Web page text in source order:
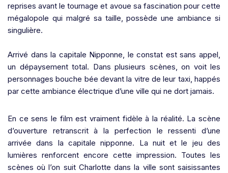
reprises avant le tournage et avoue sa fascination pour cette
mégalopole qui malgré sa taille, possède une ambiance si
singulière.
Arrivé dans la capitale Nipponne, le constat est sans appel,
un dépaysement total. Dans plusieurs scènes, on voit les
personnages bouche bée devant la vitre de leur taxi, happés
par cette ambiance électrique d’une ville qui ne dort jamais.
En ce sens le film est vraiment fidèle à la réalité. La scène
d’ouverture retranscrit à la perfection le ressenti d’une
arrivée dans la capitale nipponne. La nuit et le jeu des
lumières renforcent encore cette impression. Toutes les
scènes où l’on suit Charlotte dans la ville sont saisissantes